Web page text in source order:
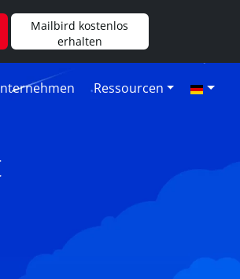
Ressourcen
Mailbird kostenlos
erhalten